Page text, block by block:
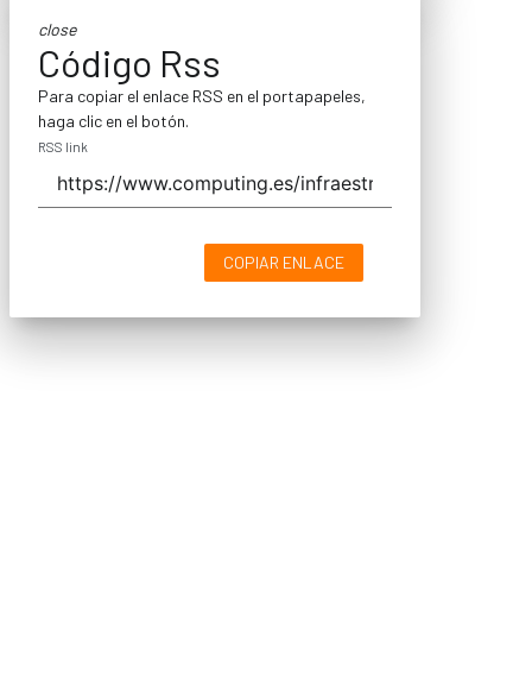
close
Código Rss
Para copiar el enlace RSS en el portapapeles,
haga clic en el botón.
RSS link
COPIAR ENLACE